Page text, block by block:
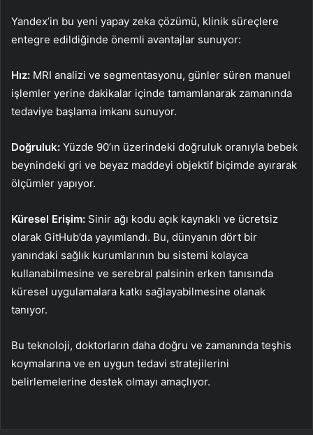
Yandex’in bu yeni yapay zeka çözümü, klinik süreçlere
entegre edildiğinde önemli avantajlar sunuyor:
Hız: MRI analizi ve segmentasyonu, günler süren manuel
işlemler yerine dakikalar içinde tamamlanarak zamanında
tedaviye başlama imkanı sunuyor.
Doğruluk: Yüzde 90’ın üzerindeki doğruluk oranıyla bebek
beynindeki gri ve beyaz maddeyi objektif biçimde ayırarak
ölçümler yapıyor.
Küresel Erişim: Sinir ağı kodu açık kaynaklı ve ücretsiz
olarak GitHub’da yayımlandı. Bu, dünyanın dört bir
yanındaki sağlık kurumlarının bu sistemi kolayca
kullanabilmesine ve serebral palsinin erken tanısında
küresel uygulamalara katkı sağlayabilmesine olanak
tanıyor.
Bu teknoloji, doktorların daha doğru ve zamanında teşhis
koymalarına ve en uygun tedavi stratejilerini
belirlemelerine destek olmayı amaçlıyor.